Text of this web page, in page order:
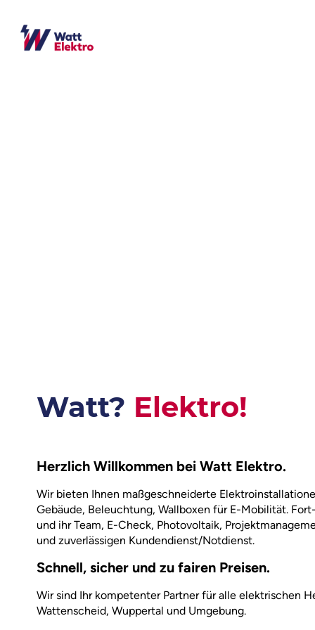
Watt? Elektro!
Herzlich Willkommen bei Watt Elektro.
Wir bieten Ihnen maßgeschneiderte
Gebäude, Beleuchtung, Wallboxen für E-Mobilität.
und ihr Team, E-Check, Photovoltaik,
und zuverlässigen Kundendienst/Notdienst.
Schnell, sicher und zu fairen Preisen.
Wir sind Ihr kompetenter Partner für alle elektrischen
Wattenscheid, Wuppertal und Umgebung.